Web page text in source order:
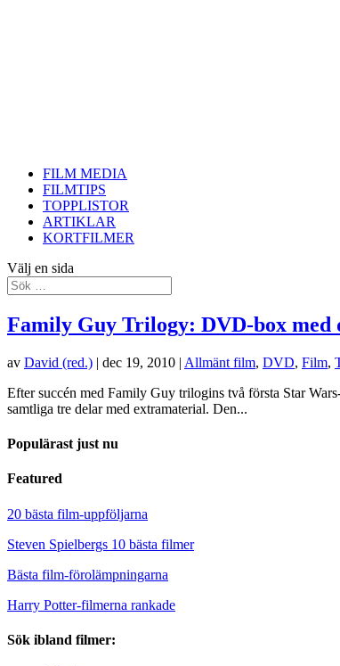
FILM MEDIA
FILMTIPS
TOPPLISTOR
ARTIKLAR
KORTFILMER
Välj en sida
Family Guy Trilogy: DVD-box med
av David (red.) | dec 19, 2010 | Allmänt film, DVD, Film,
Efter succén med Family Guy trilogins två första Star
samtliga tre delar med extramaterial. Den...
Populärast just nu
Featured
20 bästa film-uppföljarna
Steven Spielbergs 10 bästa filmer
Bästa film-förolämpningarna
Harry Potter-filmerna rankade
Sök ibland filmer: